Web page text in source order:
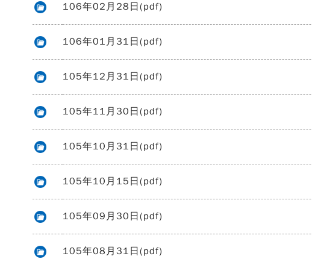
106年02月28日(pdf)
106年01月31日(pdf)
105年12月31日(pdf)
105年11月30日(pdf)
105年10月31日(pdf)
105年10月15日(pdf)
105年09月30日(pdf)
105年08月31日(pdf)